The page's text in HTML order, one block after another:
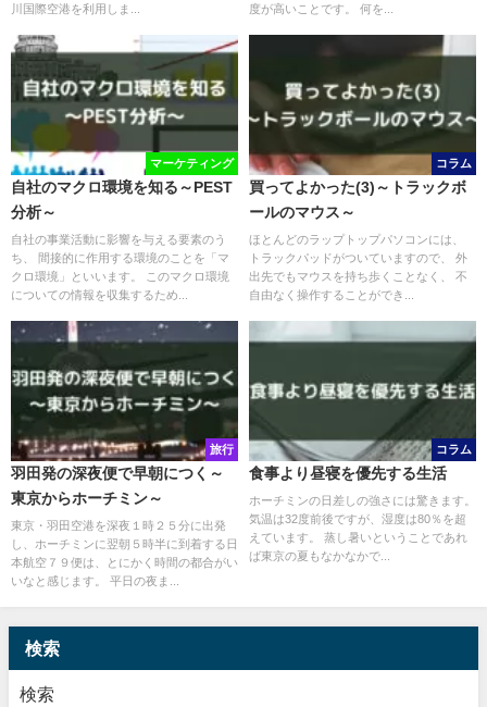
川国際空港を利用しま...
度が高いことです。 何を...
マーケティング
自社のマクロ環境を知る～PEST
分析～
自社の事業活動に影響を与える要素のう
ち、 間接的に作用する環境のことを「マ
クロ環境」といいます。 このマクロ環境
についての情報を収集するため...
コラム
買ってよかった(3)～トラックボ
ールのマウス～
ほとんどのラップトップパソコンには、
トラックパッドがついていますので、 外
出先でもマウスを持ち歩くことなく、 不
自由なく操作することができ...
旅行
羽田発の深夜便で早朝につく～
東京からホーチミン～
東京・羽田空港を深夜１時２５分に出発
し、ホーチミンに翌朝５時半に到着する日
本航空７９便は、とにかく時間の都合がい
いなと感じます。 平日の夜ま...
コラム
食事より昼寝を優先する生活
ホーチミンの日差しの強さには驚きます。
気温は32度前後ですが、湿度は80％を超
えています。 蒸し暑いということであれ
ば東京の夏もなかなかで...
検索
検索